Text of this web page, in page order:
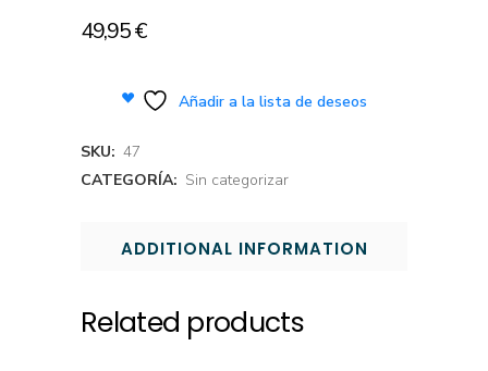
49,95€
Añadir a la lista de deseos
SKU: 47
CATEGORÍA: Sin categorizar
ADDITIONAL INFORMATION
Related products